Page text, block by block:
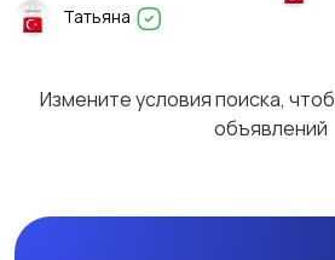
Татьяна
Измените условия поиска,
объявлений